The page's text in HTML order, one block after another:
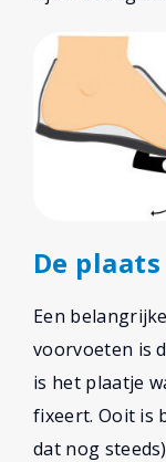
De
Een
voorvoeten is
is het plaatje
fixeert. Ooit is
dat nog